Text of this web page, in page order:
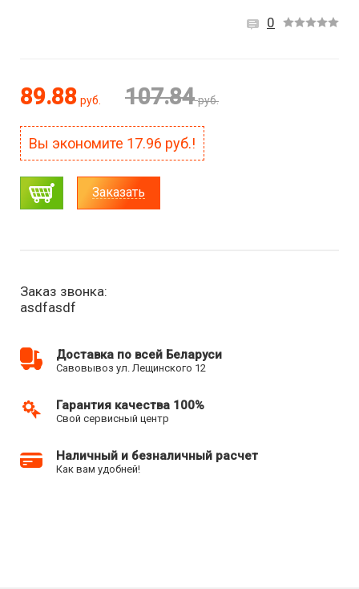
0
89.88 руб. 107.84 руб.
Вы экономите 17.96 руб.!
Заказать
Заказ звонка:
asdfasdf
Доставка по всей Беларуси
Савовывоз ул. Лещинского 12
Гарантия качества 100%
Свой сервисный центр
Наличный и безналичный расчет
Как вам удобней!